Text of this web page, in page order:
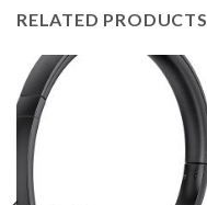
RELATED PRODUCTS